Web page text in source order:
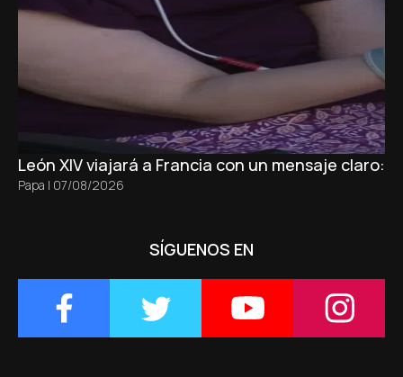
León XIV viajará a Francia con un mensaje claro:
Papa | 07/08/2026
SÍGUENOS EN